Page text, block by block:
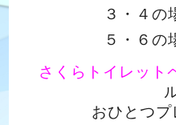
３・４の
５・６の
さくらトイレット
おひとつプ